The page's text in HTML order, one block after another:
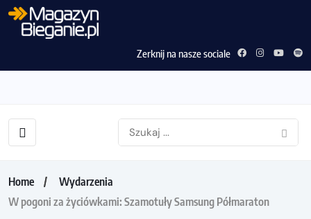
Zerknij na nasze sociale
Home
Wydarzenia
W pogoni za życiówkami: Szamotuły Samsung Półmaraton